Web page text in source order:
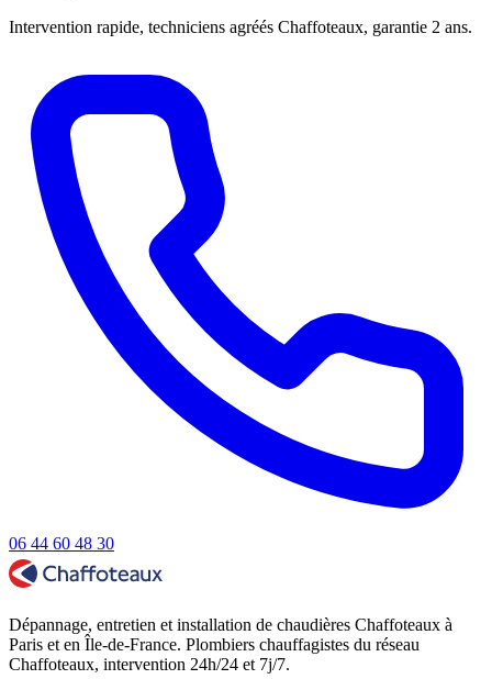
Intervention rapide, techniciens agréés Chaffoteaux, garantie 2 ans.
06 44 60 48 30
Dépannage, entretien et installation de chaudières Chaffoteaux à
Paris et en Île-de-France. Plombiers chauffagistes du réseau
Chaffoteaux, intervention 24h/24 et 7j/7.